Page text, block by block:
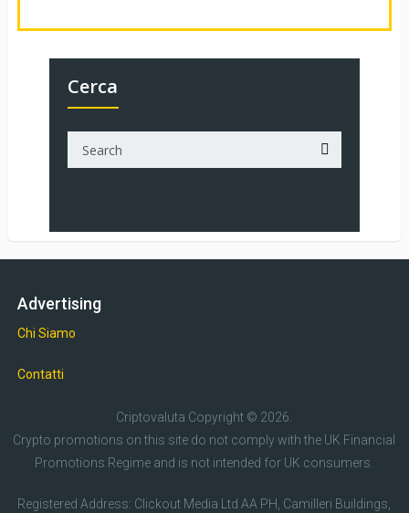
Cerca
Advertising
Chi Siamo
Contatti
Criptovaluta Copyright © 2026.
Crypto promotions on this site do not comply with the UK Financial
Promotions Regime and is not intended for UK consumers.
Registered Address: Clickout Media Ltd AA PH, Camilleri Buildings,